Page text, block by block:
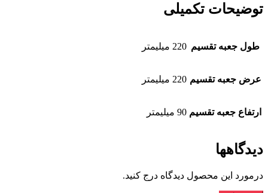
توضیحات تکمیلی
طول جعبه تقسیم 220 میلیمتر
عرض جعبه تقسیم 220 میلیمتر
ارتفاع جعبه تقسیم 90 میلیمتر
دیدگاهها
درمورد این محصول دیدگاه درج کنید.